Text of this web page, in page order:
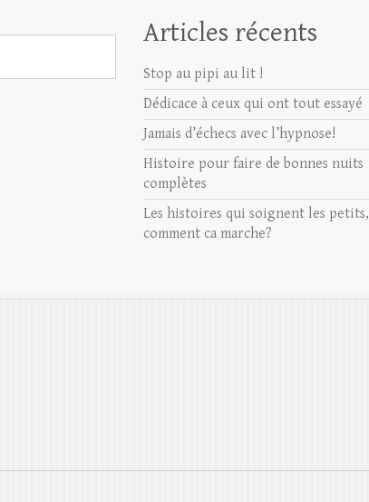
Articles récents
Stop au pipi au lit !
Dédicace à ceux qui ont tout essayé
Jamais d’échecs avec l’hypnose!
Histoire pour faire de bonnes nuits
complètes
Les histoires qui soignent les petits,
comment ca marche?